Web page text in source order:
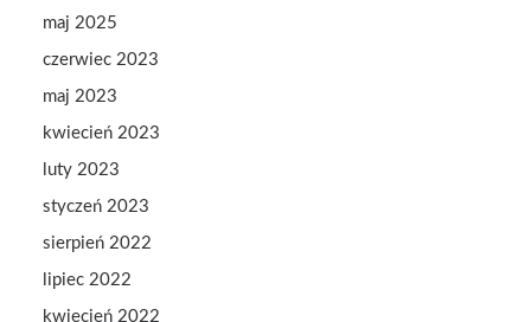
maj 2025
czerwiec 2023
maj 2023
kwiecień 2023
luty 2023
styczeń 2023
sierpień 2022
lipiec 2022
kwiecień 2022